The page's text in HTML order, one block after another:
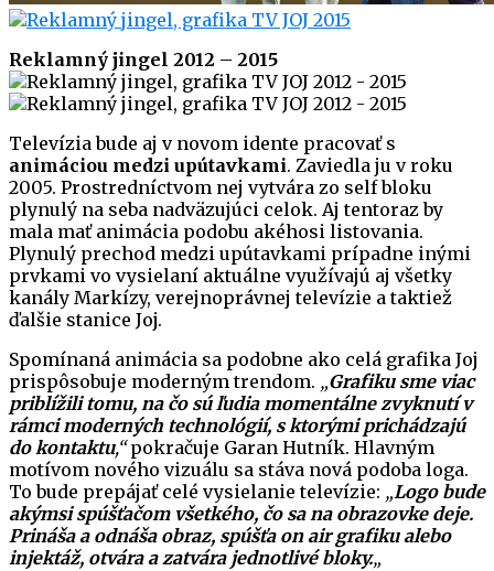
Reklamný jingel 2012 – 2015
Televízia bude aj v novom idente pracovať s
animáciou medzi upútavkami. Zaviedla ju v roku
2005. Prostredníctvom nej vytvára zo self bloku
plynulý na seba nadväzujúci celok. Aj tentoraz by
mala mať animácia podobu akéhosi listovania.
Plynulý prechod medzi upútavkami prípadne inými
prvkami vo vysielaní aktuálne využívajú aj všetky
kanály Markízy, verejnoprávnej televízie a taktiež
ďalšie stanice Joj.
Spomínaná animácia sa podobne ako celá grafika Joj
prispôsobuje moderným trendom. „Grafiku sme viac
priblížili tomu, na čo sú ľudia momentálne zvyknutí v
rámci moderných technológií, s ktorými prichádzajú
do kontaktu,“pokračuje Garan Hutník. Hlavným
motívom nového vizuálu sa stáva nová podoba loga.
To bude prepájať celé vysielanie televízie: „Logo bude
akýmsi spúšťačom všetkého, čo sa na obrazovke deje.
Prináša a odnáša obraz, spúšťa on air grafiku alebo
injektáž, otvára a zatvára jednotlivé bloky.„